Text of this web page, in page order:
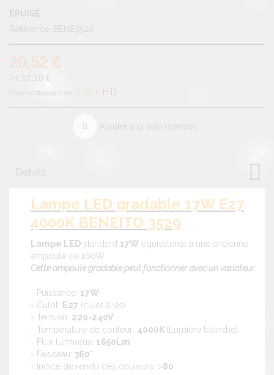
ÉPUISÉ
Référence BENE3529
20,52 €
17,10 €
0,10 € HT
Ajouter à la liste d'envies
Détails
Lampe LED gradable 17W E27
4000K BENEITO 3529
Lampe LED standard 17W équivalente à une ancienne
ampoule de 100W.
Cette ampoule gradable peut fonctionner avec un variateur.
- Puissance: 17W
- Culot: E27 (culot à vis)
- Tension: 220-240V
- Température de couleur: 4000K (Lumière blanche)
- Flux lumineux: 1650Lm
- Faisceau: 360°
- Indice de rendu des couleurs: >80